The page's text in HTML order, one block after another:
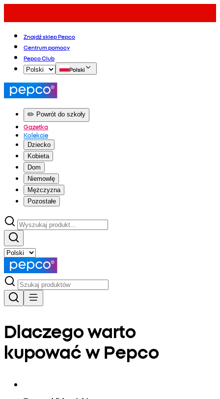
Znajdź sklep Pepco
Centrum pomocy
Pepco Club
Polski
✏️ Powrót do szkoły
Gazetka
Kolekcje
Dziecko
Kobieta
Dom
Niemowlę
Mężczyzna
Pozostałe
Dlaczego warto
kupować w Pepco